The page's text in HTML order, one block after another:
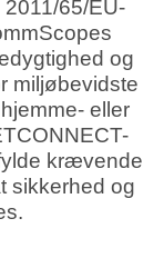
65/EU-
og
miljøbevidste
eller
krævende
sikkerhed og